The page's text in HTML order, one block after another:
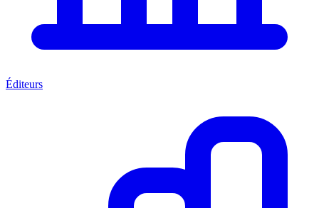
Éditeurs